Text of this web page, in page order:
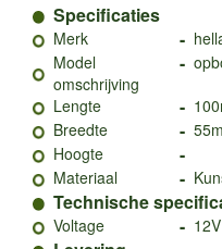
Specificaties
Merk -
Model
omschrijving
-
Lengte
-
Breedte
-
Hoogte
-
Materiaal -
Technische
Voltage - 12V